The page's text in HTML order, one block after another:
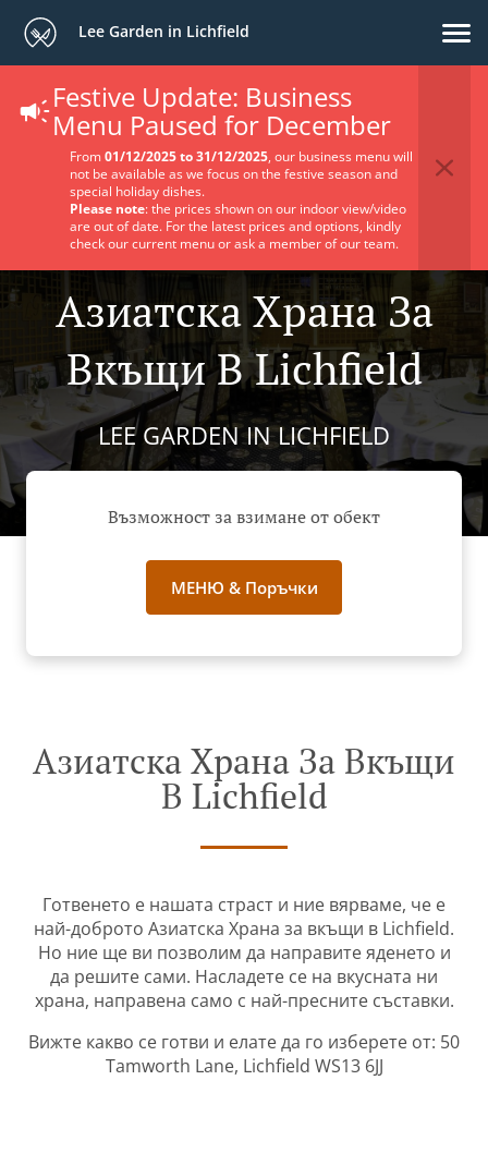
Lee Garden in Lichfield
Festive Update: Business
Menu Paused for December
From01/12/2025 to 31/12/2025, our business menu will
not be available as we focus on the festive season and
special holiday dishes.
Please note: the prices shown on our indoor view/video
are out of date. For the latest prices and options, kindly
check our current menu or ask a member of our team.
Азиатска Храна За
Вкъщи В Lichfield
LEE GARDEN IN LICHFIELD
Възможност за взимане от обект
МЕНЮ & Поръчки
Азиатска Храна За Вкъщи
В Lichfield
Готвенето е нашата страст и ние вярваме, че е
най-доброто Азиатска Храна за вкъщи в Lichfield.
Но ние ще ви позволим да направите яденето и
да решите сами. Насладете се на вкусната ни
храна, направена само с най-пресните съставки.
Вижте какво се готви и елате да го изберете от: 50
Tamworth Lane, Lichfield WS13 6JJ